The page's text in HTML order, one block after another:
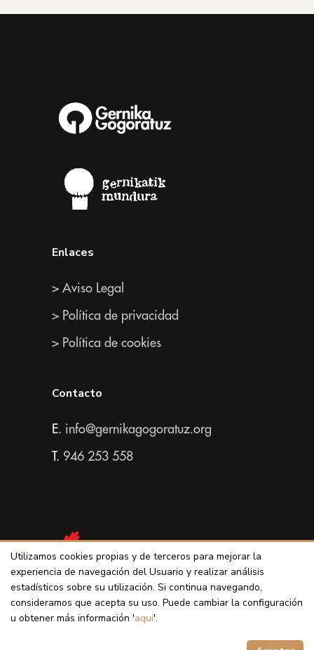
Enlaces
> Aviso Legal
> Política de privacidad
> Política de cookies
Contacto
E. info@gernikagogoratuz.org
T. 946 253 558
Utilizamos cookies propias y de terceros para mejorar la
experiencia de navegación del Usuario y realizar análisis
estadísticos sobre su utilización. Si continua navegando,
consideramos que acepta su uso. Puede cambiar la configuración
u obtener más información 'aquí'.